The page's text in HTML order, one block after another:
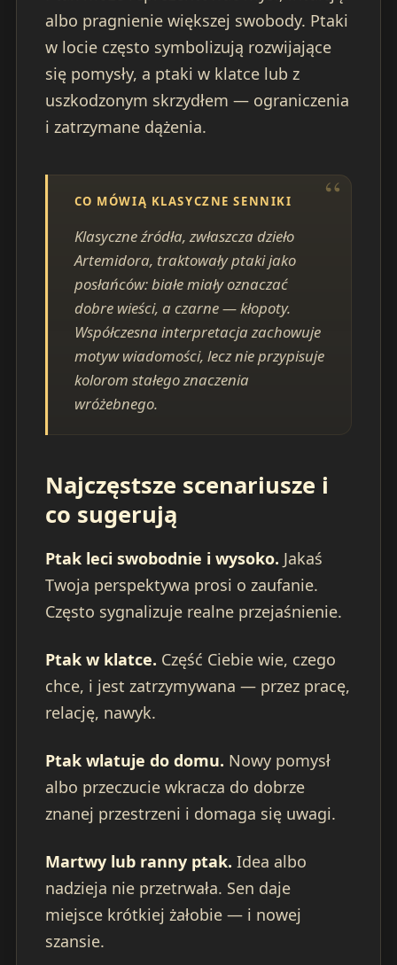
albo pragnienie większej swobody. Ptaki
w locie często symbolizują rozwijające
się pomysły, a ptaki w klatce lub z
uszkodzonym skrzydłem — ograniczenia
i zatrzymane dążenia.
CO MÓWIĄ KLASYCZNE SENNIKI
Klasyczne źródła, zwłaszcza dzieło
Artemidora, traktowały ptaki jako
posłańców: białe miały oznaczać
dobre wieści, a czarne — kłopoty.
Współczesna interpretacja zachowuje
motyw wiadomości, lecz nie przypisuje
kolorom stałego znaczenia
wróżebnego.
Najczęstsze scenariusze i
co sugerują
Ptak leci swobodnie i wysoko. Jakaś
Twoja perspektywa prosi o zaufanie.
Często sygnalizuje realne przejaśnienie.
Ptak w klatce. Część Ciebie wie, czego
chce, i jest zatrzymywana — przez pracę,
relację, nawyk.
Ptak wlatuje do domu. Nowy pomysł
albo przeczucie wkracza do dobrze
znanej przestrzeni i domaga się uwagi.
Martwy lub ranny ptak. Idea albo
nadzieja nie przetrwała. Sen daje
miejsce krótkiej żałobie — i nowej
szansie.